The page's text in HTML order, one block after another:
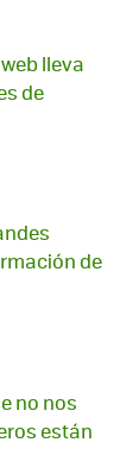
lleva
de
de
no nos
están